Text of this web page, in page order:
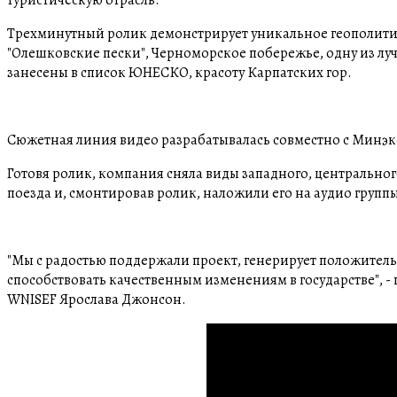
Трехминутный ролик демонстрирует уникальное
"Олешковские пески", Черноморское побережье, одну из
занесены в список ЮНЕСКО, красоту Карпатских гор.
Сюжетная линия видео разрабатывалась совместно с
Готовя ролик, компания сняла виды западного,
поезда и, смонтировав ролик, наложили его на аудио
"Мы с радостью поддержали проект, генерирует
способствовать качественным изменениям в
WNISEF Ярослава Джонсон.